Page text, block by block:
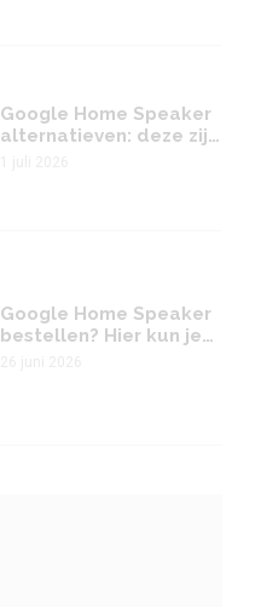
Google Home Speaker
alternatieven: deze zijn
Google Home Speaker
bestellen? Hier kun je